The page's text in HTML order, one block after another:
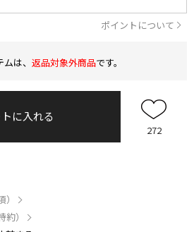
ポイントについて
は、 返品対象外商品です。
に入れる
272
）